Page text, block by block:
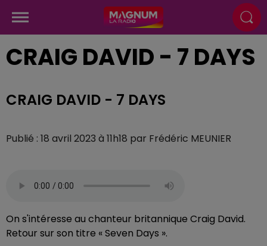
CRAIG DAVID - 7 DAYS
CRAIG DAVID - 7 DAYS
Publié : 18 avril 2023 à 11h18 par Frédéric MEUNIER
On s'intéresse au chanteur britannique Craig David.
Retour sur son titre « Seven Days ».